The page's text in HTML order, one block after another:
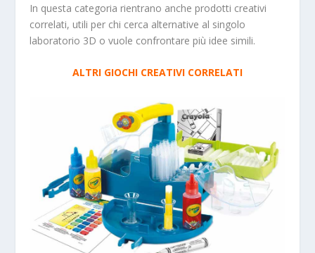
In questa categoria rientrano anche prodotti creativi
correlati, utili per chi cerca alternative al singolo
laboratorio 3D o vuole confrontare più idee simili.
ALTRI GIOCHI CREATIVI CORRELATI